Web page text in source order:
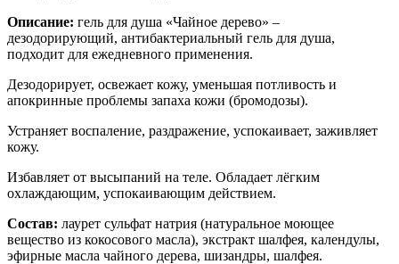
Описание: гель для душа «Чайное дерево» –
дезодорирующий, антибактериальный гель для душа,
подходит для ежедневного применения.
Дезодорирует, освежает кожу, уменьшая потливость и
апокринные проблемы запаха кожи (бромодозы).
Устраняет воспаление, раздражение, успокаивает, заживляет
кожу.
Избавляет от высыпаний на теле. Обладает лёгким
охлаждающим, успокаивающим действием.
Состав: лаурет сульфат натрия (натуральное моющее
вещество из кокосового масла), экстракт шалфея, календулы,
эфирные масла чайного дерева, шизандры, шалфея.